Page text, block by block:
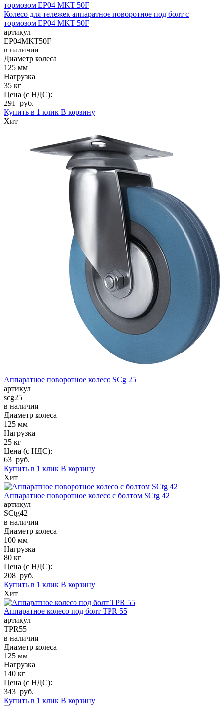
Колесо для тележек аппаратное поворотное под болт с
тормозом EP04 MKT 50F
артикул
EP04MKT50F
в наличии
Диаметр колеса
125 мм
Нагрузка
35 кг
Цена (с НДС):
291 руб.
Купить в 1 клик В корзину
Хит
Аппаратное поворотное колесо SCg 25
артикул
scg25
в наличии
Диаметр колеса
125 мм
Нагрузка
25 кг
Цена (с НДС):
63 руб.
Купить в 1 клик В корзину
Хит
Аппаратное поворотное колесо с болтом SCtg 42
артикул
SCtg42
в наличии
Диаметр колеса
100 мм
Нагрузка
80 кг
Цена (с НДС):
208 руб.
Купить в 1 клик В корзину
Хит
Аппаратное колесо под болт TPR 55
артикул
TPR55
в наличии
Диаметр колеса
125 мм
Нагрузка
140 кг
Цена (с НДС):
343 руб.
Купить в 1 клик В корзину